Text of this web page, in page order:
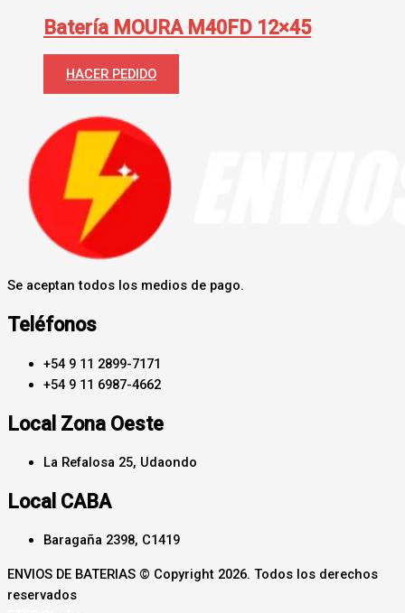
Batería MOURA M40FD 12×45
HACER PEDIDO
Se aceptan todos los medios de pago.
Teléfonos
+54 9 11 2899-7171
+54 9 11 6987-4662
Local Zona Oeste
La Refalosa 25, Udaondo
Local CABA
Baragaña 2398, C1419
ENVIOS DE BATERIAS © Copyright 2026. Todos los derechos
reservados